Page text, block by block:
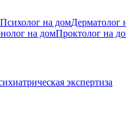
Психолог на домДерматолог
на домПроктолог на
экспертиза